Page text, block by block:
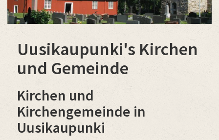
Uusikaupunki's Kirchen
und Gemeinde
Kirchen und
Kirchengemeinde in
Uusikaupunki